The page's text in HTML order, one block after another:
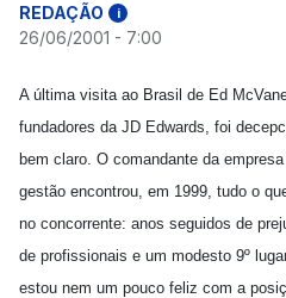
REDAÇÃO i
26/06/2001 - 7:00
A última visita ao Brasil de Ed
fundadores da JD Edwards, foi
bem claro. O comandante da
gestão encontrou, em 1999, tudo o
no concorrente: anos seguidos de
de profissionais e um modesto 9º
estou nem um pouco feliz com a